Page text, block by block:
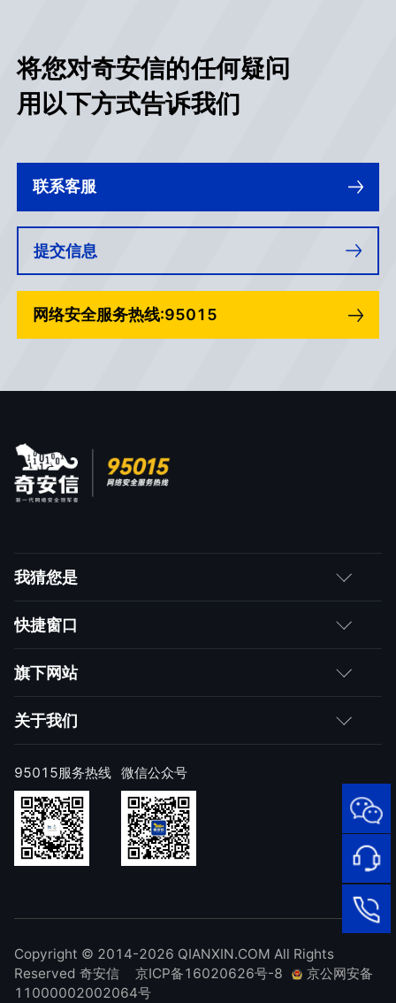
95015
网络安
全服务
热线
在线客
将您对奇安信的任何疑问
用以下方式告诉我们
联系客服
提交信息
网络安全服务热线:95015
我猜您是
客户
合作伙伴
求职者
快捷窗口
如何购买
产品注册与激活
样本上报
奇安信天守安全软件
顽固病毒专杀工具
旗下网站
网神
技术研究院
威胁情报中心
补天漏洞响应平台
关于我们
公司简介
公司新闻
发展历程
进出口合规声明
95015服务热线 微信公众号
Copyright © 2014-2026 QIANXIN.COM All Rights
Reserved 奇安信
京ICP备16020626号-8
京公网安备
11000002002064号